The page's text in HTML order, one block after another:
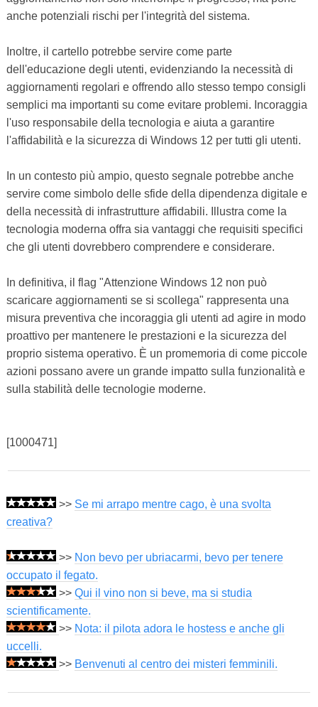
anche potenziali rischi per l'integrità del sistema.
Inoltre, il cartello potrebbe servire come parte
dell'educazione degli utenti, evidenziando la necessità di
aggiornamenti regolari e offrendo allo stesso tempo consigli
semplici ma importanti su come evitare problemi. Incoraggia
l'uso responsabile della tecnologia e aiuta a garantire
l'affidabilità e la sicurezza di Windows 12 per tutti gli utenti.
In un contesto più ampio, questo segnale potrebbe anche
servire come simbolo delle sfide della dipendenza digitale e
della necessità di infrastrutture affidabili. Illustra come la
tecnologia moderna offra sia vantaggi che requisiti specifici
che gli utenti dovrebbero comprendere e considerare.
In definitiva, il flag "Attenzione Windows 12 non può
scaricare aggiornamenti se si scollega" rappresenta una
misura preventiva che incoraggia gli utenti ad agire in modo
proattivo per mantenere le prestazioni e la sicurezza del
proprio sistema operativo. È un promemoria di come piccole
azioni possano avere un grande impatto sulla funzionalità e
sulla stabilità delle tecnologie moderne.
[1000471]
>> Se mi arrapo mentre cago, è una svolta
creativa?
>> Non bevo per ubriacarmi, bevo per tenere
occupato il fegato.
>> Qui il vino non si beve, ma si studia
scientificamente.
>> Nota: il pilota adora le hostess e anche gli
uccelli.
>> Benvenuti al centro dei misteri femminili.